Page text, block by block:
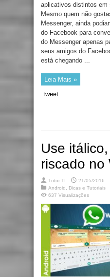
aplicativos distintos em
Mesmo quem não
Messenger, ainda
do Facebook para
do Messenger apenas
seus amigos do
está chegando ...
Leia Mais »
tweet
Use
riscado no
Tutor TI
21/05/2016
Android
Dicas e Tutoriais
637 Visualizações